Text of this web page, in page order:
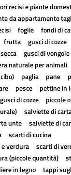
recisi e piante
da appartamento
foglie
fondi di
frutta gusci di cozze
gusci di vongole
naturale per animali
paglia pane
pesce pettine in
di cozze
piccole
salviette di
unte
salviette di
scarti di cucina
verdura
scarti di
(piccole quantità)
in legno
tappi